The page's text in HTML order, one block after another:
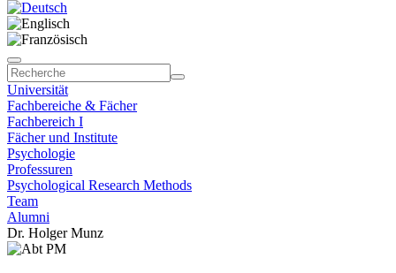
Universität
Fachbereiche & Fächer
Fachbereich I
Fächer und Institute
Psychologie
Professuren
Psychological Research Methods
Team
Alumni
Dr. Holger Munz